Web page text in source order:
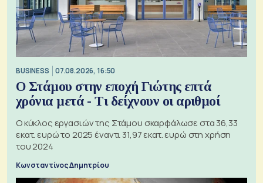
BUSINESS 07.08.2026, 16:50
Ο Στάμου στην εποχή Γιώτης επτά
χρόνια μετά - Τι δείχνουν οι αριθμοί
Ο κύκλος εργασιών της Στάμου σκαρφάλωσε στα 36,33
εκατ. ευρώ το 2025 έναντι 31,97 εκατ. ευρώ στη χρήση
του 2024
Κωνσταντίνος Δημητρίου